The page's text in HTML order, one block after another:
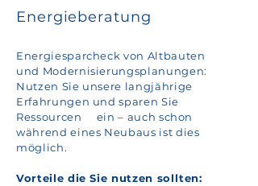
Energiesparcheck von Altbauten
und Modernisierungsplanungen:
Nutzen Sie unsere langjährige
Erfahrungen und sparen Sie
Ressourcen ein – auch schon
während eines Neubaus ist dies
möglich.
Vorteile die Sie nutzen sollten:
Energieberatung